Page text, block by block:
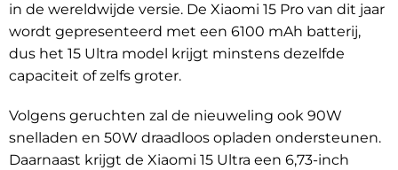
in de wereldwijde versie. De Xiaomi 15 Pro van dit jaar
wordt gepresenteerd met een 6100 mAh batterij,
dus het 15 Ultra model krijgt minstens dezelfde
capaciteit of zelfs groter.
Volgens geruchten zal de nieuweling ook 90W
snelladen en 50W draadloos opladen ondersteunen.
Daarnaast krijgt de Xiaomi 15 Ultra een 6,73-inch